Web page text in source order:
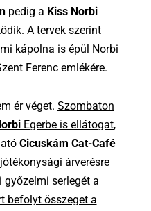
pedig a Kiss Norbi
A tervek szerint
kápolna is épül Norbi
Ferenc emlékére.
ér véget. Szombaton
Egerbe is ellátogat,
Cicuskám Cat-Café
árverésre
serlegét a
befolyt összeget a